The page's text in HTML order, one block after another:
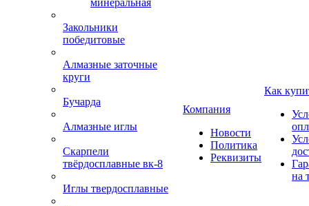
минеральная
Закольники
победитовые
Алмазные заточные
круги
Бучарда
Алмазные иглы
Скарпели
твёрдосплавные вк-8
Иглы твердосплавные
Компания
Новости
Политика
Реквизиты
Как
на